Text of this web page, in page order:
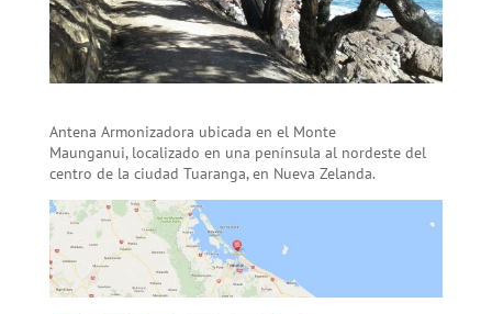
Antena Armonizadora ubicada en el Monte
Maunganui, localizado en una península al nordeste del
centro de la ciudad Tuaranga, en Nueva Zelanda.